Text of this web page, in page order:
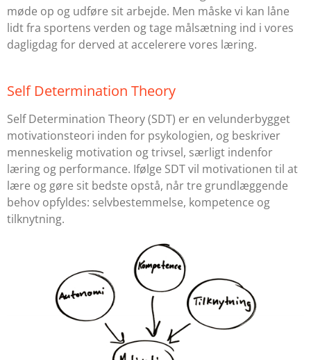
møde op og udføre sit arbejde. Men måske vi kan låne
lidt fra sportens verden og tage målsætning ind i vores
dagligdag for derved at accelerere vores læring.
Self Determination Theory
Self Determination Theory (SDT) er en velunderbygget
motivationsteori inden for psykologien, og beskriver
menneskelig motivation og trivsel, særligt indenfor
læring og performance. Ifølge SDT vil motivationen til at
lære og gøre sit bedste opstå, når tre grundlæggende
behov opfyldes: selvbestemmelse, kompetence og
tilknytning.